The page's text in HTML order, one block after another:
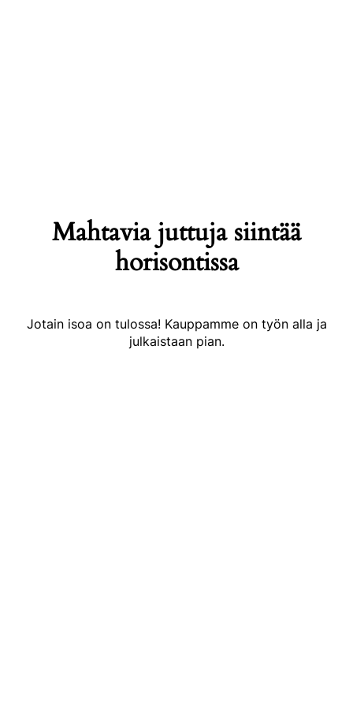
Mahtavia juttuja siintää
horisontissa
Jotain isoa on tulossa! Kauppamme on työn alla ja
julkaistaan pian.